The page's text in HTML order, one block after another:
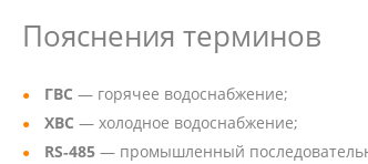
Пояснения терминов
ГВС — горячее водоснабжение;
ХВС — холодное водоснабжение;
RS‑485 — промышленный